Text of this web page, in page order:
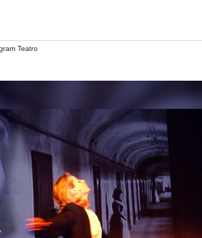
Teatro